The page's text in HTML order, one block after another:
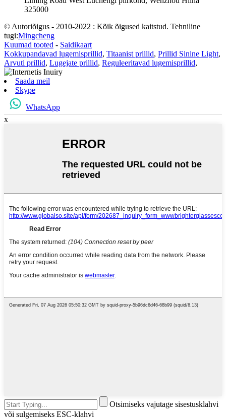
325000
© Autoriõigus - 2010-2022 : Kõik õigused kaitstud. Tehniline
tugi:Mingcheng
Kuumad tooted - Saidikaart
Kokkupandavad lugemisprillid, Titaanist prillid, Prillid Sinine Light,
Arvuti prillid, Lugejate prillid, Reguleeritavad lugemisprillid,
Saada meil
Skype
WhatsApp
x
Otsimiseks vajutage sisestusklahvi
või sulgemiseks ESC-klahvi